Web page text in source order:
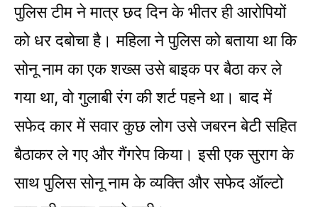
पुलिस टीम ने मात्र छद दिन के भीतर ही आरोपियों
को धर दबोचा है। महिला ने पुलिस को बताया था कि
सोनू नाम का एक शख्स उसे बाइक पर बैठा कर ले
गया था, वो गुलाबी रंग की शर्ट पहने था। बाद में
सफेद कार में सवार कुछ लोग उसे जबरन बेटी सहित
बैठाकर ले गए और गैंगरेप किया। इसी एक सुराग के
साथ पुलिस सोनू नाम के व्यक्ति और सफेद ऑल्टो